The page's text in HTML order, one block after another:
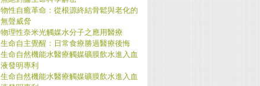
物性自癒革命：從根源終結骨鬆與老化的
無聲威脅
物理性奈米光觸媒水分子之應用醫療
生命自主覺醒：日常食療勝過醫療後悔
生命自然機能水醫療觸媒礦膜飲水進入血
液發明專利
生命自然機能水醫療觸媒礦膜飲水進入血